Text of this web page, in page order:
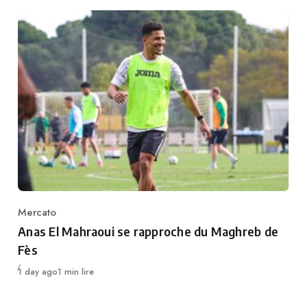
Category
Mercato
Anas El Mahraoui se rapproche du Maghreb de
Fès
Publié
1 day ago1 min lire